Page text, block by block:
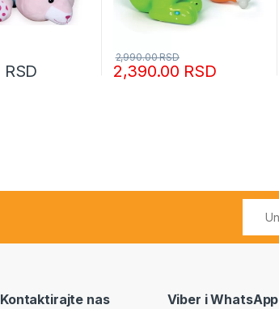
RSD 2,390.00 RSD
2,990.00RSD
Kontaktirajte nas Viber i WhatsApp